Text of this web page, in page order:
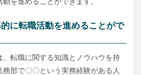
に転職活動を進めることがで
、転職に関する知識とノウハウを持
務部で〇〇という実務経験がある人